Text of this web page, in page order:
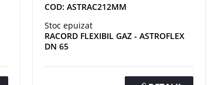
COD: ASTRAC212MM
Stoc epuizat
RACORD FLEXIBIL GAZ - ASTROFLEX
DN 65